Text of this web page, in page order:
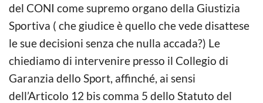
del CONI come supremo organo della Giustizia
Sportiva ( che giudice è quello che vede disattese
le sue decisioni senza che nulla accada?) Le
chiediamo di intervenire presso il Collegio di
Garanzia dello Sport, affinché, ai sensi
dell’Articolo 12 bis comma 5 dello Statuto del